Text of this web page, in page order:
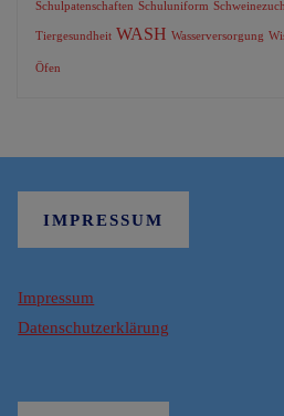
Schulpatenschaften Schuluniform
Tiergesundheit WASH Wasserversorgung
Öfen
IMPRESSUM
Impressum
Datenschutzerklärung